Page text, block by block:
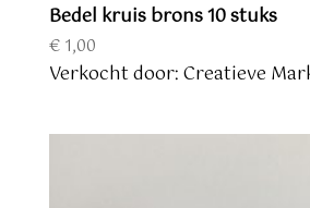
Bedel kruis brons 10 stuks
€1,00
Verkocht door: Creatieve